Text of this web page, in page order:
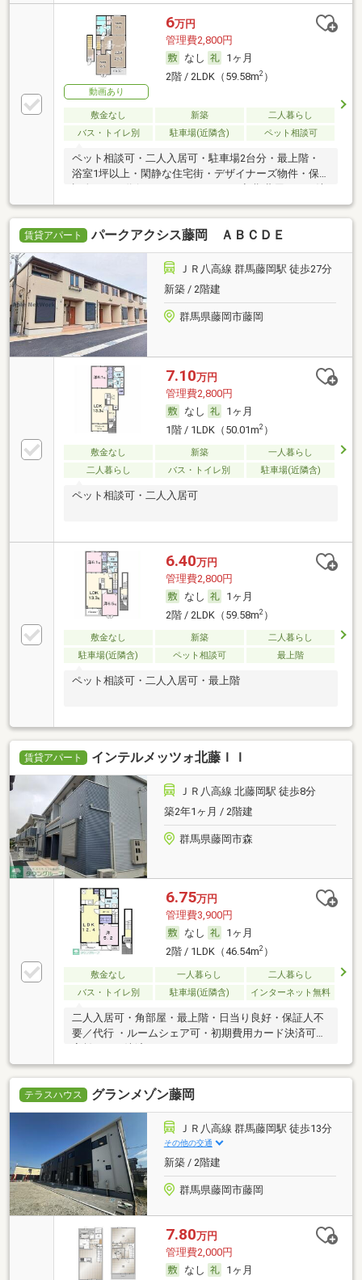
動画あり
6万円
管理費2,800円
なし
1ヶ月
2階 / 2LDK（59.58m2）
敷金なし 新築
二人暮らし
バス・トイレ別
駐車場(近隣含) ペット相談可
ペット相談可・二人入居可・駐車場2台分・最上階・
浴室1坪以上・閑静な住宅街・デザイナーズ物件・保
済可・家賃カード決済可
賃貸アパート パークアクシス藤岡 ＡＢＣＤＥ
ＪＲ八高線 群馬藤岡駅 徒歩27分
新築 / 2階建
群馬県藤岡市藤岡
7.10万円
管理費2,800円
なし
1ヶ月
1階 / 1LDK（50.01m2）
敷金なし 新築
一人暮らし
二人暮らし
バス・トイレ別 駐車場(近隣含)
ペット相談可・二人入居可
6.40万円
管理費2,800円
なし
1ヶ月
2階 / 2LDK（59.58m2）
敷金なし 新築
二人暮らし
駐車場(近隣含)
ペット相談可 最上階
ペット相談可・二人入居可・最上階
賃貸アパート インテルメッツォ北藤ＩＩ
ＪＲ八高線 北藤岡駅 徒歩8分
築2年1ヶ月 / 2階建
群馬県藤岡市森
6.75万円
管理費3,900円
なし
1ヶ月
2階 / 1LDK（46.54m2）
敷金なし 一人暮らし
二人暮らし
バス・トイレ別
駐車場(近隣含) インターネット無料
二人入居可・角部屋・最上階・日当り良好・保証人不
要／代行 ・ルームシェア可・初期費用カード決済可・
テラスハウス グランメゾン藤岡
ＪＲ八高線 群馬藤岡駅 徒歩13分
その他の交通
新築 / 2階建
群馬県藤岡市藤岡
7.80万円
管理費2,000円
なし
1ヶ月